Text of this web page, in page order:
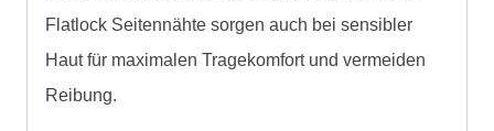
Flatlock Seitennähte sorgen auch bei sensibler
Haut für maximalen Tragekomfort und vermeiden
Reibung.